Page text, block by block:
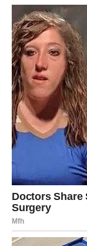
prijateljstva koje
zabavnim
Zaključak:
kao ključ
Iz svega
prijateljstvu nije
Različite prirode,
znaka igraju
važno je
nosi konačnu
razumijevanja i
najteže
Prijateljstva su